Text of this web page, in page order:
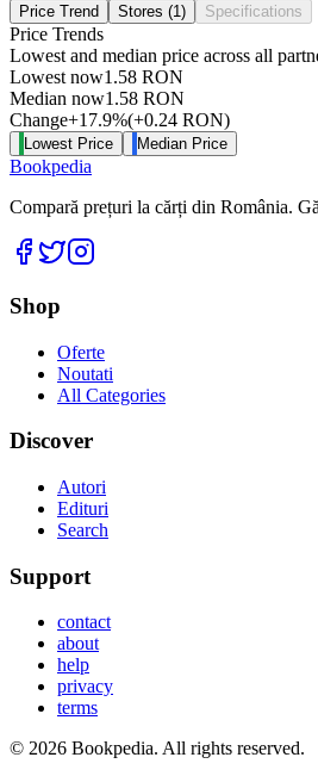
Price Trend Stores (1) Specifications
Price Trends
Lowest and median price across all
Lowest now1.58 RON
Median now1.58 RON
Change+17.9%(+0.24 RON)
Lowest Price Median Price
Bookpedia
Compară prețuri la cărți din România.
Facebook
Twitter
Shop
Oferte
Noutati
All Categories
Discover
Autori
Edituri
Search
Support
contact
about
help
privacy
terms
© 2026 Bookpedia. All rights reserved.